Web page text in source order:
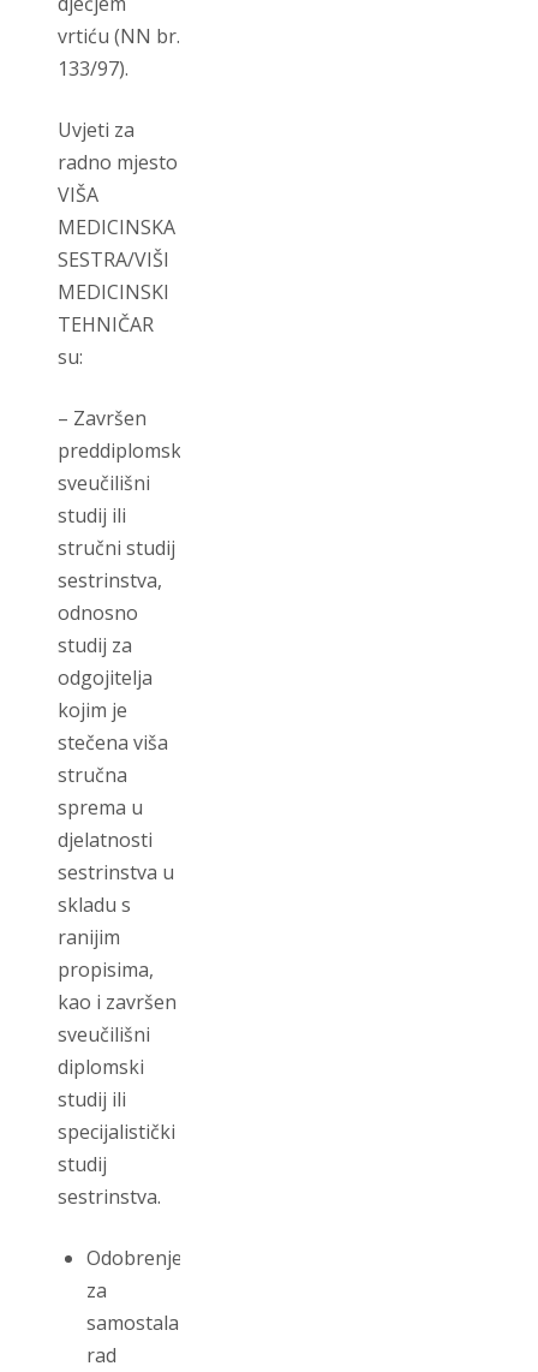
vrtiću (NN br.
133/97).
Uvjeti za
radno mjesto
VIŠA
MEDICINSKA
SESTRA/VIŠI
MEDICINSKI
TEHNIČAR
su:
– Završen
preddiplomski
sveučilišni
studij ili
stručni studij
sestrinstva,
odnosno
studij za
odgojitelja
kojim je
stečena viša
stručna
sprema u
djelatnosti
sestrinstva u
skladu s
ranijim
propisima,
kao i završen
sveučilišni
diplomski
studij ili
specijalistički
studij
sestrinstva.
Odobrenje
za
samostalan
rad